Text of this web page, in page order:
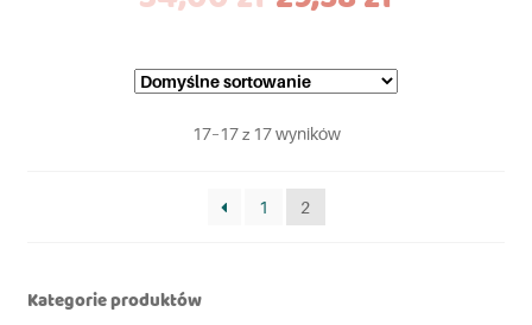
17–17 z 17 wyników
1 2
Kategorie produktów